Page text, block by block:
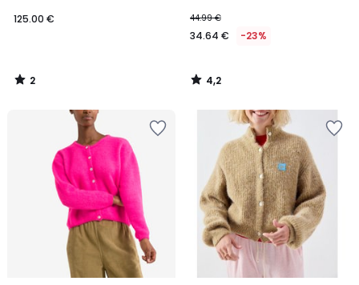
125.00 €
2
/
44.99 €
34.64 € -23%
4,2
/